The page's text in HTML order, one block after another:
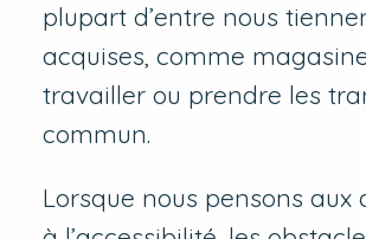
plupart d’entre nous
acquises, comme
travailler ou prendre les
commun.
Lorsque nous pensons aux